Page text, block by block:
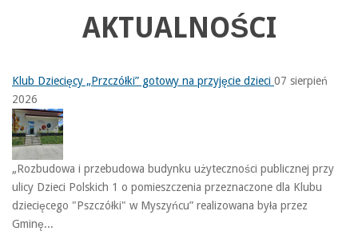
AKTUALNOŚCI
Klub Dziecięcy „Przczółki” gotowy na przyjęcie dzieci 07 sierpień
2026
„Rozbudowa i przebudowa budynku użyteczności publicznej przy
ulicy Dzieci Polskich 1 o pomieszczenia przeznaczone dla Klubu
dziecięcego "Pszczółki" w Myszyńcu” realizowana była przez
Gminę...